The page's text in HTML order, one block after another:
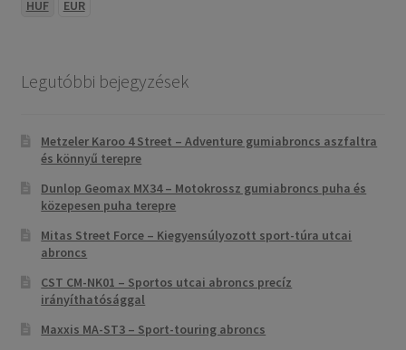
HUF EUR
Legutóbbi bejegyzések
Metzeler Karoo 4 Street – Adventure gumiabroncs aszfaltra
és könnyű terepre
Dunlop Geomax MX34 – Motokrossz gumiabroncs puha és
közepesen puha terepre
Mitas Street Force – Kiegyensúlyozott sport-túra utcai
abroncs
CST CM-NK01 – Sportos utcai abroncs precíz
irányíthatósággal
Maxxis MA-ST3 – Sport-touring abroncs